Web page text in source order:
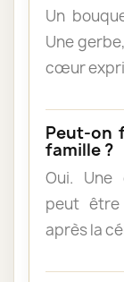
Un
Une
cœur
Peut-on
famille ?
Oui. Une
peut
après la